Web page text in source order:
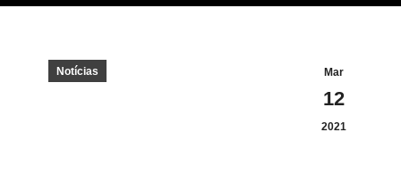
Mar
12
2021
Notícias